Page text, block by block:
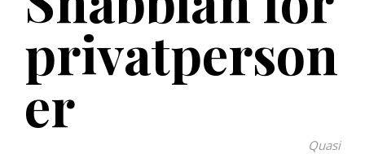
privatperson
er
Quasi